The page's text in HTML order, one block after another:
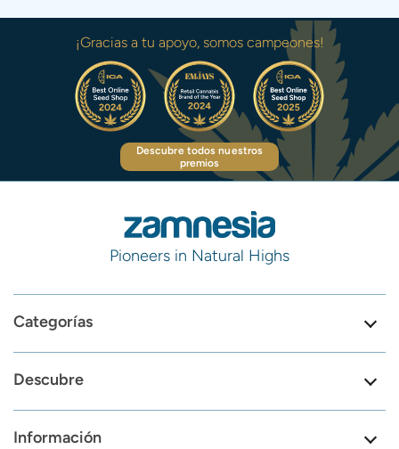
¡Gracias a tu apoyo, somos campeones!
Descubre todos nuestros
premios
Pioneers in Natural Highs
Categorías
Descubre
Información